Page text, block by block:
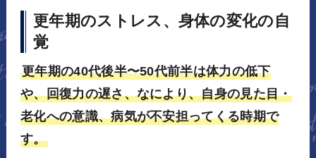
更年期のストレス、身体の変化の自
覚
更年期の40代後半〜50代前半は体力の低下
や、回復力の遅さ、なにより、自身の見た目・
老化への意識、病気が不安担ってくる時期で
す。